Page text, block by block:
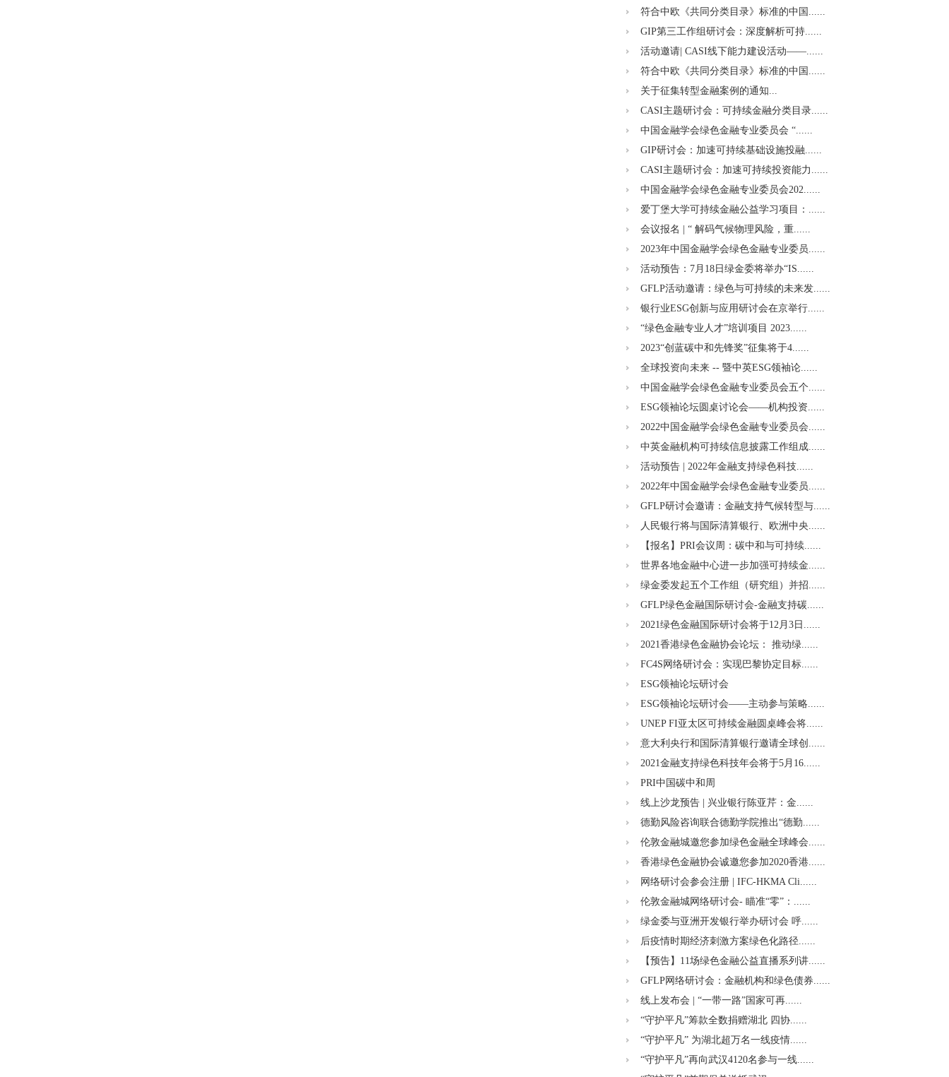
符合中欧《共同分类目录》标准的中国......
GIP第三工作组研讨会：深度解析可持......
活动邀请| CASI线下能力建设活动——......
符合中欧《共同分类目录》标准的中国......
关于征集转型金融案例的通知...
CASI主题研讨会：可持续金融分类目录......
中国金融学会绿色金融专业委员会 “......
GIP研讨会：加速可持续基础设施投融......
CASI主题研讨会：加速可持续投资能力......
中国金融学会绿色金融专业委员会202......
爱丁堡大学可持续金融公益学习项目：......
会议报名 | “ 解码气候物理风险，重......
2023年中国金融学会绿色金融专业委员......
活动预告：7月18日绿金委将举办“IS......
GFLP活动邀请：绿色与可持续的未来发......
银行业ESG创新与应用研讨会在京举行......
“绿色金融专业人才”培训项目 2023......
2023“创蓝碳中和先锋奖”征集将于4......
全球投资向未来 -- 暨中英ESG领袖论......
中国金融学会绿色金融专业委员会五个......
ESG领袖论坛圆桌讨论会——机构投资......
2022中国金融学会绿色金融专业委员会......
中英金融机构可持续信息披露工作组成......
活动预告 | 2022年金融支持绿色科技......
2022年中国金融学会绿色金融专业委员......
GFLP研讨会邀请：金融支持气候转型与......
人民银行将与国际清算银行、欧洲中央......
【报名】PRI会议周：碳中和与可持续......
世界各地金融中心进一步加强可持续金......
绿金委发起五个工作组（研究组）并招......
GFLP绿色金融国际研讨会-金融支持碳......
2021绿色金融国际研讨会将于12月3日......
2021香港绿色金融协会论坛： 推动绿......
​FC4S网络研讨会：实现巴黎协定目标......
ESG领袖论坛研讨会
ESG领袖论坛研讨会——主动参与策略......
UNEP FI亚太区可持续金融圆桌峰会将......
意大利央行和国际清算银行邀请全球创......
2021金融支持绿色科技年会将于5月16......
PRI中国碳中和周
线上沙龙预告 | 兴业银行陈亚芹：金......
德勤风险咨询联合德勤学院推出“德勤......
伦敦金融城邀您参加绿色金融全球峰会......
香港绿色金融协会诚邀您参加2020香港......
网络研讨会参会注册 | IFC-HKMA Cli......
伦敦金融城网络研讨会- 瞄准“零”：......
绿金委与亚洲开发银行举办研讨会 呼......
后疫情时期经济刺激方案绿色化路径......
【预告】11场绿色金融公益直播系列讲......
GFLP网络研讨会：金融机构和绿色债券......
线上发布会 | “一带一路”国家可再......
“守护平凡”筹款全数捐赠湖北 四协......
“守护平凡” 为湖北超万名一线疫情......
“守护平凡”再向武汉4120名参与一线......